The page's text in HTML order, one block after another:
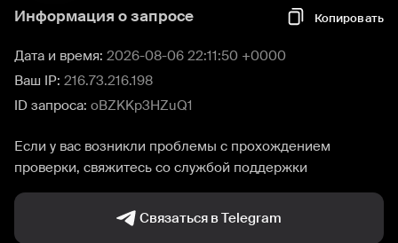
Информация о запросе Копировать
Дата и время: 2026-08-06 22:11:50 +0000
Ваш IP: 216.73.216.198
ID запроса: oBZKKp3HZuQ1
Если у вас возникли проблемы с прохождением
проверки, свяжитесь со службой поддержки
Связаться в Telegram